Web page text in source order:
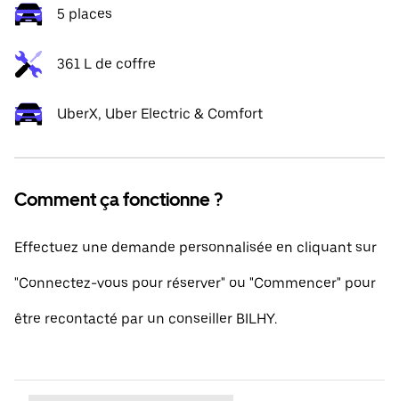
5 places
361 L de coffre
UberX, Uber Electric & Comfort
Comment ça fonctionne ?
Effectuez une demande personnalisée en cliquant sur
"Connectez-vous pour réserver" ou "Commencer" pour
être recontacté par un conseiller BILHY.